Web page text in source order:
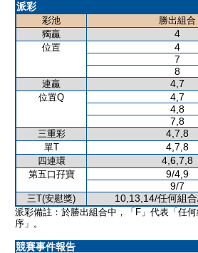
派彩
彩池 勝出組合
獨贏
4
位置 4
7
8
連贏 4,7
位置Q 4,7
4,8
7,8
三重彩 4,7,8
單T 4,7,8
四連環 4,6,7,8
第五口孖寶 9/4,9
9/7
三T(安慰獎) 10,13,14/任何組
派彩備註：於勝出組合中，「F」代表「任
序」。
競賽事件報告